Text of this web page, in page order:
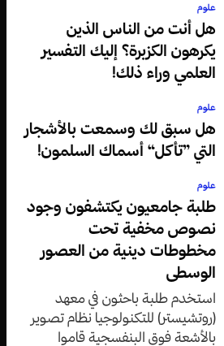
علوم
هل أنت من الناس الذين
يكرهون الكزبرة؟ إليك التفسير
العلمي وراء ذلك!
علوم
هل سبق لك وسمعت بالأشجار
التي ”تأكل“ أسماك السلمون!
علوم
طلبة جامعيون يكتشفون وجود
نصوص مخفية تحت
مخطوطات دينية من العصور
الوسطى
استخدم طلبة باحثون في معهد
(روتشيستر) للتكنولوجيا نظام تصوير
بالأشعة فوق البنفسجية قاموا